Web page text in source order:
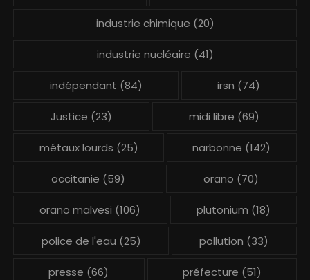
industrie chimique (20)
industrie nucléaire (41)
indépendant (84) irsn (74)
Justice (23) midi libre (69)
métaux lourds (25) narbonne (142)
occitanie (59) orano (70)
orano malvesi (106) plutonium (18)
police de l'eau (25) pollution (33)
presse (66) préfecture (51)